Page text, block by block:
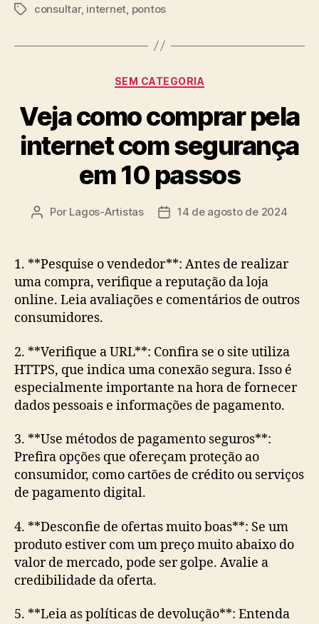
Tagsconsultar, internet pontos
Categorias
SEM CATEGORIA
Veja como comprar pela
internet com segurança
em 10 passos
Autor
Por Lagos-Artistas
Data14 de agosto de 2024
1. **Pesquise o vendedor**: Antes de realizar
uma compra, verifique a reputação da loja
online. Leia avaliações e comentários de outros
consumidores.
2. **Verifique a URL**: Confira se o site utiliza
HTTPS, que indica uma conexão segura. Isso é
especialmente importante na hora de fornecer
dados pessoais e informações de pagamento.
3. **Use métodos de pagamento seguros**:
Prefira opções que ofereçam proteção ao
consumidor, como cartões de crédito ou serviços
de pagamento digital.
4. **Desconfie de ofertas muito boas**: Se um
produto estiver com um preço muito abaixo do
valor de mercado, pode ser golpe. Avalie a
credibilidade da oferta.
5. **Leia as políticas de devolução**: Entenda